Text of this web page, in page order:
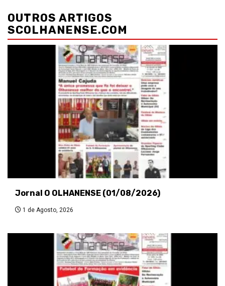
de
artigos
OUTROS ARTIGOS
SCOLHANENSE.COM
Jornal O OLHANENSE (01/08/2026)
1 de Agosto, 2026